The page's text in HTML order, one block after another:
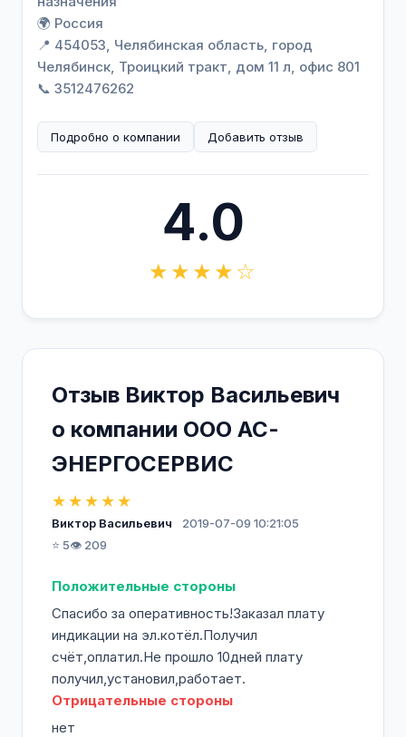
🌍 Россия
📍 454053, Челябинская область, город
Челябинск, Троицкий тракт, дом 11 л, офис 801
📞 3512476262
Подробно о компании Добавить отзыв
4.0
★★★★☆
Отзыв Виктор Васильевич
о компании ООО АС-
ЭНЕРГОСЕРВИС
★★★★★
Виктор Васильевич
2019-07-09 10:21:05
⭐ 5👁️ 209
Положительные стороны
Спасибо за оперативность!Заказал плату
индикации на эл.котёл.Получил
счёт,оплатил.Не прошло 10дней плату
получил,установил,работает.
Отрицательные стороны
нет